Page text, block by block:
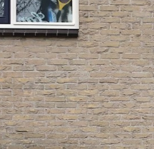
334.000 WOZ